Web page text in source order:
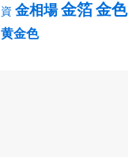
資 金相場 金箔金色
黄金色